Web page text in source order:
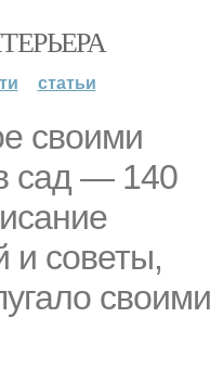
статьи
своими
сад — 140
и советы,
своими